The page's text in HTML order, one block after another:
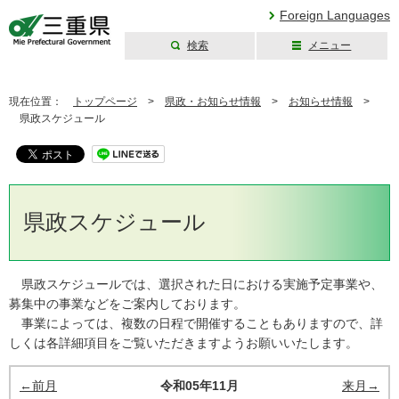
Foreign Languages
検索 メニュー
現在位置： トップページ > 県政・お知らせ情報 > お知らせ情報 >
県政スケジュール
県政スケジュール
県政スケジュールでは、選択された日における実施予定事業や、
募集中の事業などをご案内しております。
事業によっては、複数の日程で開催することもありますので、詳
しくは各詳細項目をご覧いただきますようお願いいたします。
←前月 令和05年11月 来月→